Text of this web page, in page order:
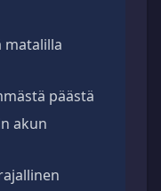
matalilla
päästä
akun